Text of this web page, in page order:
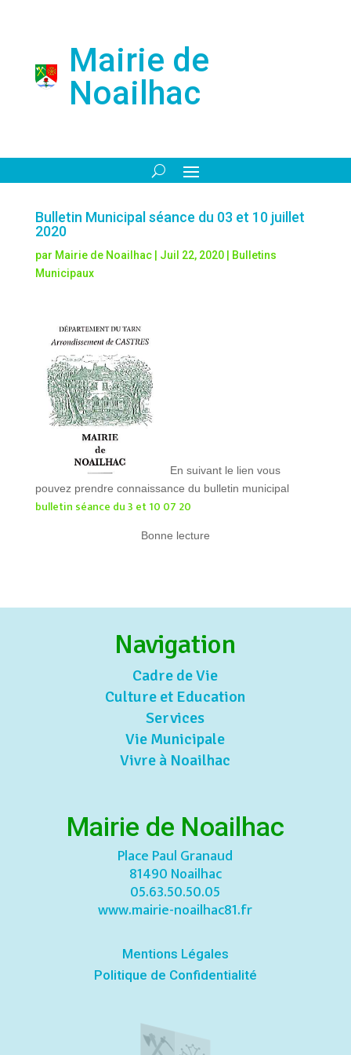
Mairie de
Noailhac
Bulletin Municipal séance du 03 et 10 juillet
2020
par Mairie de Noailhac| Juil 22, 2020|
Bulletins
Municipaux
En suivant le lien vous
pouvez prendre connaissance du bulletin municipal
bulletin séance du 3 et 10 07 20
Bonne lecture
Navigation
Cadre de Vie
Culture et Education
Services
Vie Municipale
Vivre à Noailhac
Mairie de Noailhac
Place Paul Granaud
81490 Noailhac
05.63.50.50.05
www.mairie-noailhac81.fr
Mentions Légales
Politique de Confidentialité